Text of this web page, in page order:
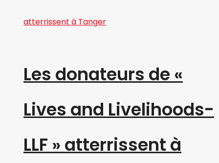
Les donateurs de «
Lives and Livelihoods-
LLF » atterrissent à